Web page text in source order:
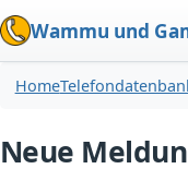
Wammu und
Home
Neue